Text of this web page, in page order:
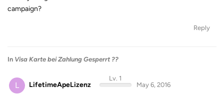
campaign?
Reply
In Visa Karte bei Zahlung Gesperrt ??
L LifetimeApeLizenz
Lv. 1
May 6, 2016